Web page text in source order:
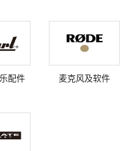
配件 麦克风及软件